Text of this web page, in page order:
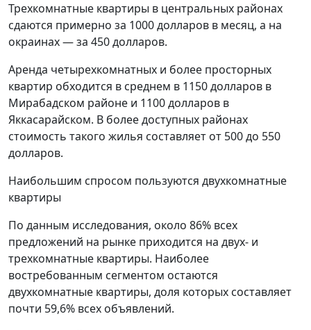
Трехкомнатные квартиры в центральных районах
сдаются примерно за 1000 долларов в месяц, а на
окраинах — за 450 долларов.
Аренда четырехкомнатных и более просторных
квартир обходится в среднем в 1150 долларов в
Мирабадском районе и 1100 долларов в
Яккасарайском. В более доступных районах
стоимость такого жилья составляет от 500 до 550
долларов.
Наибольшим спросом пользуются двухкомнатные
квартиры
По данным исследования, около 86% всех
предложений на рынке приходится на двух- и
трехкомнатные квартиры. Наиболее
востребованным сегментом остаются
двухкомнатные квартиры, доля которых составляет
почти 59,6% всех объявлений.